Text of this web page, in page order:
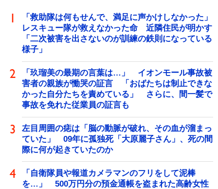
「救助隊は何もせんで、満足に声かけしなかった」
レスキュー隊が救えなかった命 近隣住民が明かす
「二次被害を出さないのが訓練の鉄則になっている
様子」
「玖瑠美の最期の言葉は…」 イオンモール事故被
害者の親族が慟哭の証言 「おばたちは制止できな
かった自分たちを責めている」 さらに、間一髪で
事故を免れた従業員の証言も
左目周囲の痣は「脳の動脈が破れ、その血が溜まっ
ていた」 09年に孤独死「大原麗子さん」、死の間
際に何が起きていたのか
「自衛隊員や報道カメラマンのフリをして泥棒
を…」 500万円分の預金通帳を盗まれた高齢女性